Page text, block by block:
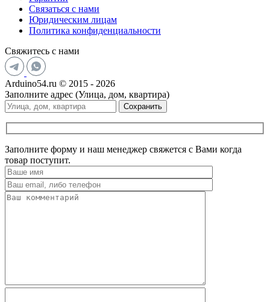
Связаться с нами
Юридическим лицам
Политика конфиденциальности
Свяжитесь с нами
Arduino54.ru © 2015 - 2026
Заполните адрес (Улица, дом, квартира)
Сохранить
Заполните форму и наш менеджер свяжется с Вами когда
товар поступит.